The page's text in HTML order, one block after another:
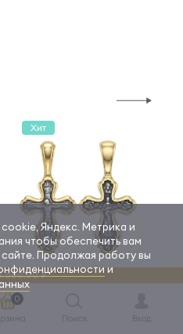
Хит
000.00 ₽
0
Яндекс. Метрика и
чтобы обеспечить вам
Продолжая работу вы
и